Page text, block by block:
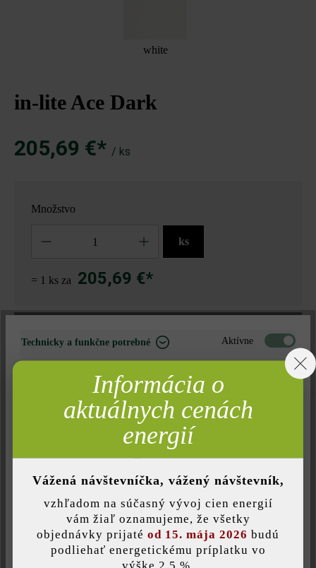
white
in-lite Ace Dark
205,69 €* / ks
Množstvo
ks
= 1 ks za 205,69 €*
Nájdite predajcu vo vašom okolí
Pridať do zoznamu želaní
Tlač stránky
Opis produktu
Stojacie svietidlo Ace od in-lite vás očarí čistým moderným
dizajnom a upúta vašu pozornosť vedľa chodníkov, terás a
Technicky a funkčne potrebné Aktívne
Neaktívne
Komfort (funkčnosť stránky)
Uložiť individuálne nastavenie
Táto webová stránka používa súbory cookie, aby vám ponúkla
Informácia o
aktuálnych cenách
energií
Vážená návštevníčka, vážený návštevník,
vzhľadom na súčasný vývoj cien energií
vám žiaľ oznamujeme, že všetky
objednávky prijaté od 15. mája 2026 budú
podliehať energetickému príplatku vo
výške 2,5 %.